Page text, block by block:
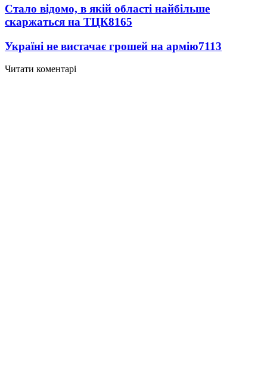
Стало відомо, в якій області найбільше
скаржаться на ТЦК8165
Україні не вистачає грошей на армію7113
Читати коментарі